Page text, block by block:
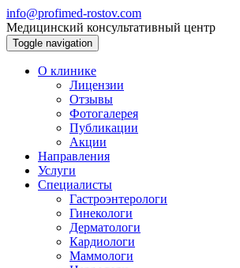
info@profimed-rostov.com
Медицинский консультативный центр
Toggle navigation
О клинике
Лицензии
Отзывы
Фотогалерея
Публикации
Акции
Направления
Услуги
Специалисты
Гастроэнтерологи
Гинекологи
Дерматологи
Кардиологи
Маммологи